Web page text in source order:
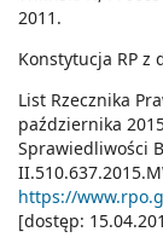
2011.
Konstytucja RP z
List Rzecznika
października
Sprawiedliwości
https://www.rpo.gov.pl/sites/default/files/
[dostęp: